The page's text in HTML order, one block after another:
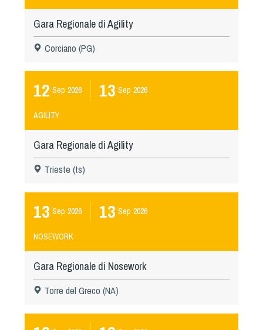
Gara Regionale di Agility
Corciano (PG)
12 Sep 2026 13 Sep 2026
AGILITY
Gara Regionale di Agility
Trieste (ts)
13 Sep 2026 13 Sep 2026
NOSEWORK
Gara Regionale di Nosework
Torre del Greco (NA)